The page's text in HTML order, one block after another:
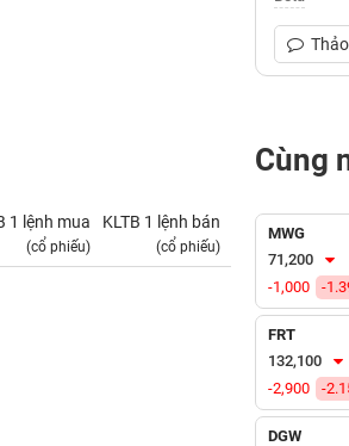
1 lệnh mua
(cổ phiếu)
KLTB 1 lệnh bán
(cổ phiếu)
Cùng
MWG
71,200
-1,000
-
FRT
132,100
-2,900
-
DGW